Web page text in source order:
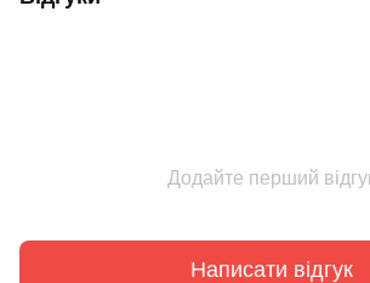
Додайте перший
Написати відгук